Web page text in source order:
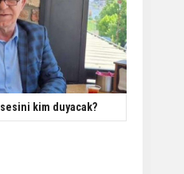
kim duyacak?